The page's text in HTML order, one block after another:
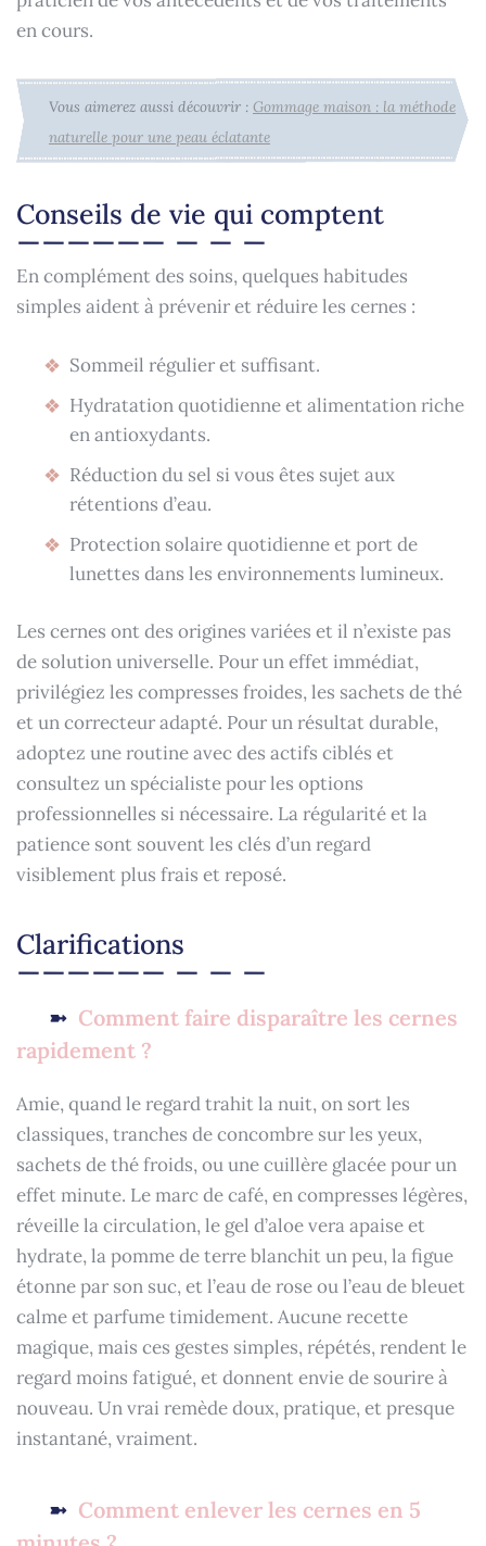
en cours.
Vous aimerez aussi découvrir : Gommage maison : la méthode
naturelle pour une peau éclatante
Conseils de vie qui comptent
En complément des soins, quelques habitudes
simples aident à prévenir et réduire les cernes :
Sommeil régulier et suffisant.
Hydratation quotidienne et alimentation riche
en antioxydants.
Réduction du sel si vous êtes sujet aux
rétentions d’eau.
Protection solaire quotidienne et port de
lunettes dans les environnements lumineux.
Les cernes ont des origines variées et il n’existe pas
de solution universelle. Pour un effet immédiat,
privilégiez les compresses froides, les sachets de thé
et un correcteur adapté. Pour un résultat durable,
adoptez une routine avec des actifs ciblés et
consultez un spécialiste pour les options
professionnelles si nécessaire. La régularité et la
patience sont souvent les clés d’un regard
visiblement plus frais et reposé.
Clarifications
Comment faire disparaître les cernes
rapidement ?
Amie, quand le regard trahit la nuit, on sort les
classiques, tranches de concombre sur les yeux,
sachets de thé froids, ou une cuillère glacée pour un
effet minute. Le marc de café, en compresses légères,
réveille la circulation, le gel d’aloe vera apaise et
hydrate, la pomme de terre blanchit un peu, la figue
étonne par son suc, et l’eau de rose ou l’eau de bleuet
calme et parfume timidement. Aucune recette
magique, mais ces gestes simples, répétés, rendent le
regard moins fatigué, et donnent envie de sourire à
nouveau. Un vrai remède doux, pratique, et presque
instantané, vraiment.
Comment enlever les cernes en 5